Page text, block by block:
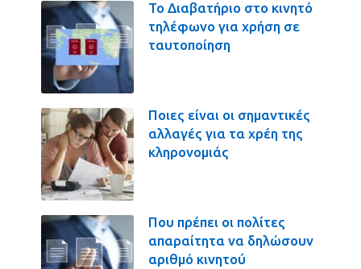
Το Διαβατήριο στο κινητό
τηλέφωνο για χρήση σε
ταυτοποίηση
Ποιες είναι οι σημαντικές
αλλαγές για τα χρέη της
κληρονομιάς
Που πρέπει οι πολίτες
απαραίτητα να δηλώσουν
αριθμό κινητού